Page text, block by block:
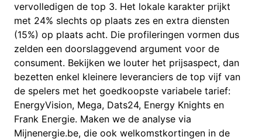
vervolledigen de top 3. Het lokale karakter prijkt
met 24% slechts op plaats zes en extra diensten
(15%) op plaats acht. Die profileringen vormen dus
zelden een doorslaggevend argument voor de
consument. Bekijken we louter het prijsaspect, dan
bezetten enkel kleinere leveranciers de top vijf van
de spelers met het goedkoopste variabele tarief:
EnergyVision, Mega, Dats24, Energy Knights en
Frank Energie. Maken we de analyse via
Mijnenergie.be, die ook welkomstkortingen in de